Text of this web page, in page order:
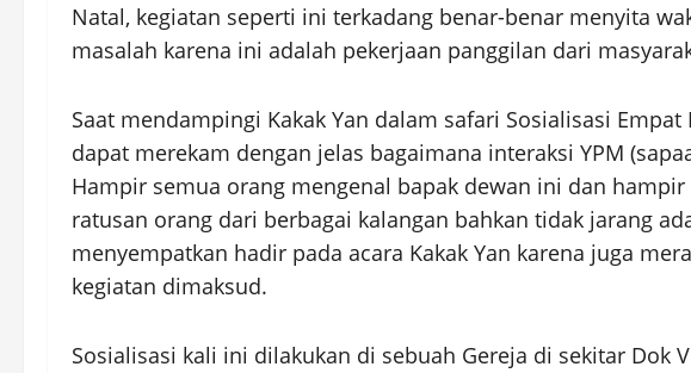
Natal, kegiatan seperti ini terkadang benar-benar menyita
masalah karena ini adalah pekerjaan panggilan dari
Saat mendampingi Kakak Yan dalam safari Sosialisasi
dapat merekam dengan jelas bagaimana interaksi YPM
Hampir semua orang mengenal bapak dewan ini dan
ratusan orang dari berbagai kalangan bahkan tidak jarang
menyempatkan hadir pada acara Kakak Yan karena juga
kegiatan dimaksud.
Sosialisasi kali ini dilakukan di sebuah Gereja di sekitar Dok